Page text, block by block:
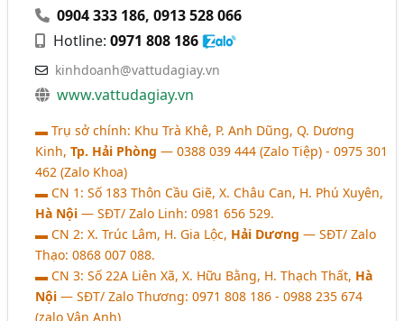
0904 333 186,0913 528 066
Hotline:0971 808 186
kinhdoanh@vattudagiay.vn
www.vattudagiay.vn
▬ Trụ sở chính: Khu Trà Khê, P. Anh Dũng, Q. Dương
Kinh,Tp. Hải Phòng ― 0388 039 444 (Zalo Tiệp) - 0975 301
462 (Zalo Khoa)
▬ CN 1: Số 183 Thôn Cầu Giẽ, X. Châu Can, H. Phú Xuyên,
Hà Nội ― SĐT/ Zalo Linh: 0981 656 529.
▬ CN 2: X. Trúc Lâm, H. Gia Lộc, Hải Dương ― SĐT/ Zalo
Thạo: 0868 007 088.
▬ CN 3: Số 22A Liên Xã, X. Hữu Bằng, H. Thạch Thất, Hà
Nội ― SĐT/ Zalo Thương: 0971 808 186 - 0988 235 674
(zalo Vân Anh)